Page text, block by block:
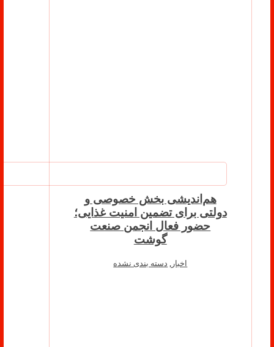
هم‌اندیشی بخش خصوصی و
دولتی برای تضمین امنیت غذایی؛
حضور فعال انجمن صنعت
گوشت
اخبار , دسته بندی نشده